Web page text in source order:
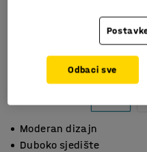
Moderan dizajn
Duboko sjedište
Odbaci sve